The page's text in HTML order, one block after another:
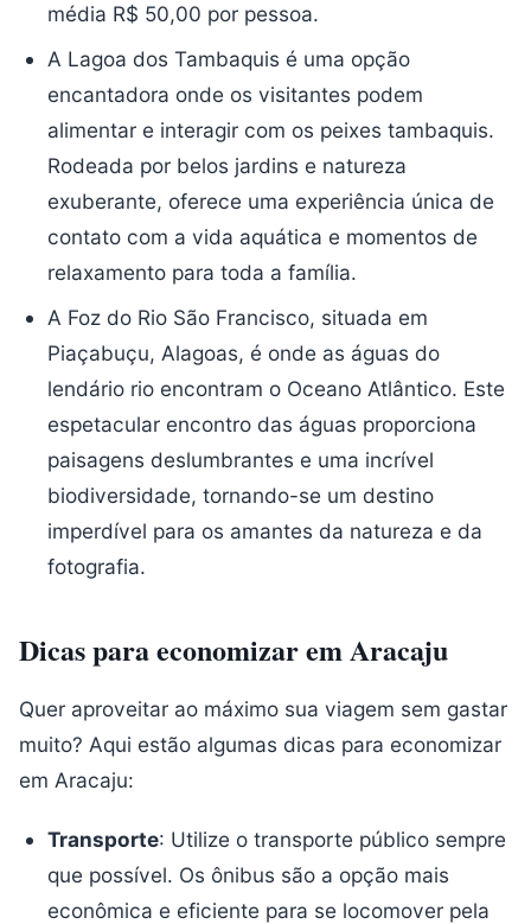
média R$ 50,00 por pessoa.
A Lagoa dos Tambaquis é uma opção
encantadora onde os visitantes podem
alimentar e interagir com os peixes tambaquis.
Rodeada por belos jardins e natureza
exuberante, oferece uma experiência única de
contato com a vida aquática e momentos de
relaxamento para toda a família.
A Foz do Rio São Francisco, situada em
Piaçabuçu, Alagoas, é onde as águas do
lendário rio encontram o Oceano Atlântico. Este
espetacular encontro das águas proporciona
paisagens deslumbrantes e uma incrível
biodiversidade, tornando-se um destino
imperdível para os amantes da natureza e da
fotografia.
Dicas para economizar em Aracaju
Quer aproveitar ao máximo sua viagem sem gastar
muito? Aqui estão algumas dicas para economizar
em Aracaju:
Transporte: Utilize o transporte público sempre
que possível. Os ônibus são a opção mais
econômica e eficiente para se locomover pela